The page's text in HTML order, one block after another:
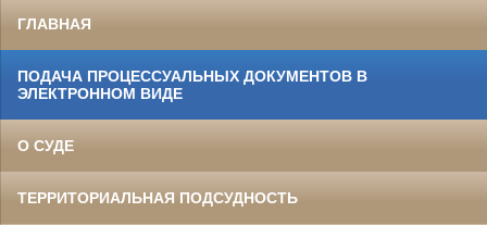
ГЛАВНАЯ
ПОДАЧА ПРОЦЕССУАЛЬНЫХ ДОКУМЕНТОВ В
ЭЛЕКТРОННОМ ВИДЕ
О СУДЕ
ТЕРРИТОРИАЛЬНАЯ ПОДСУДНОСТЬ